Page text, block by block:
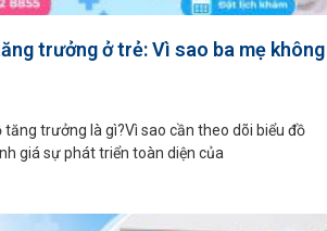
trưởng ở trẻ: Vì sao ba mẹ không
tăng trưởng là gì?Vì sao cần theo dõi biểu đồ
giá sự phát triển toàn diện của